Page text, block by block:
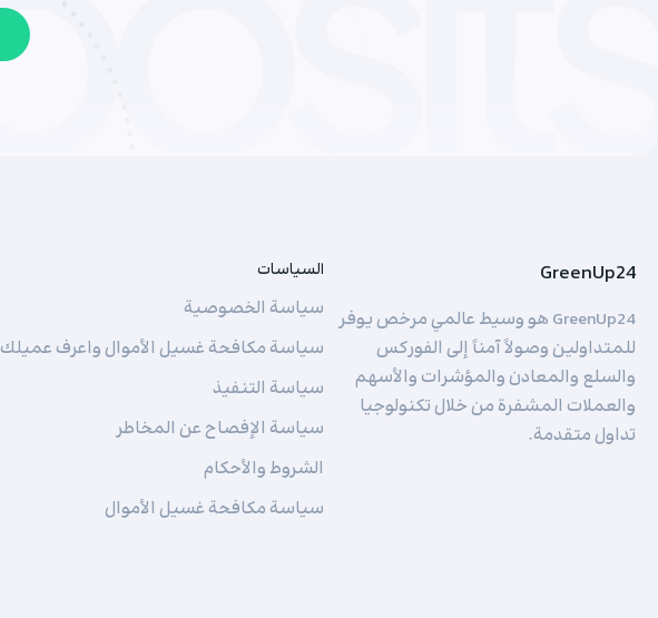
GreenUp24
GreenUp24 هو وسيط عالمي مرخص يوفر
للمتداولين وصولاً آمناً إلى الفوركس
والسلع والمعادن والمؤشرات والأسهم
والعملات المشفرة من خلال تكنولوجيا
تداول متقدمة.
السياسات
سياسة الخصوصية
سياسة مكافحة غسيل الأموال واعرف عميلك
سياسة التنفيذ
سياسة الإفصاح عن المخاطر
الشروط والأحكام
سياسة مكافحة غسيل الأموال